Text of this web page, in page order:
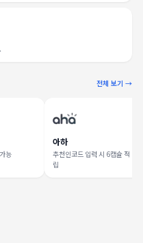
전체 보기 →
능
아하
추천인코드 입력 시 6캡슐 적
립